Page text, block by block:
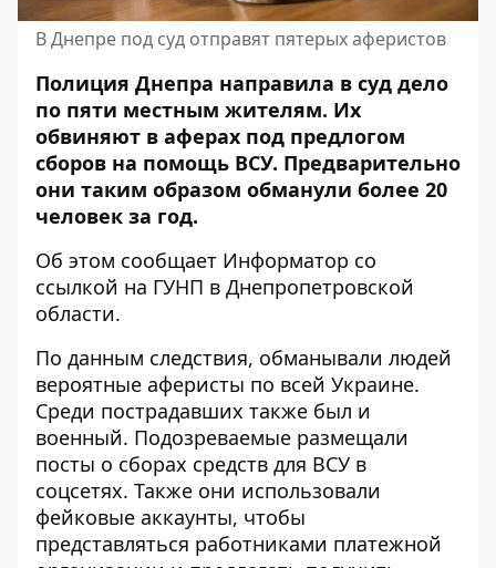
В Днепре под суд отправят пятерых аферистов
Полиция Днепра направила в суд дело
по пяти местным жителям. Их
обвиняют в аферах под предлогом
сборов на помощь ВСУ. Предварительно
они таким образом обманули более 20
человек за год.
Об этом сообщает Информатор со
ссылкой на ГУНП в Днепропетровской
области.
По данным следствия, обманывали людей
вероятные аферисты по всей Украине.
Среди пострадавших также был и
военный. Подозреваемые размещали
посты о сборах средств для ВСУ в
соцсетях. Также они использовали
фейковые аккаунты, чтобы
представляться работниками платежной